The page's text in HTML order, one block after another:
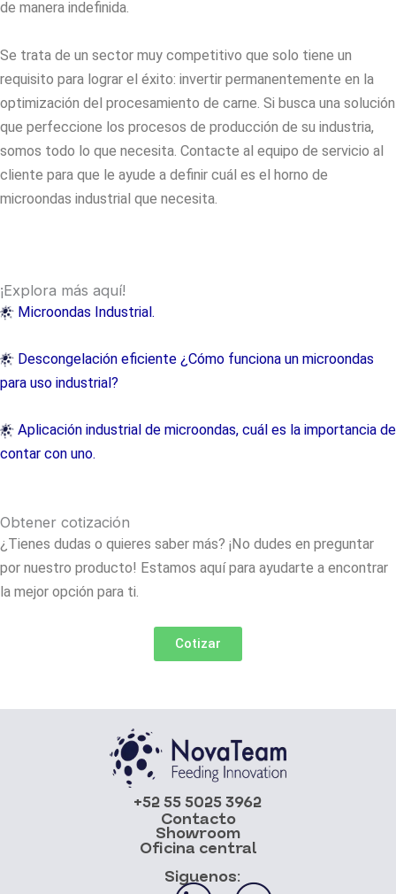
de manera indefinida.
Se trata de un sector muy competitivo que solo tiene un
requisito para lograr el éxito: invertir permanentemente en la
optimización del procesamiento de carne. Si busca una solución
que perfeccione los procesos de producción de su industria,
somos todo lo que necesita. Contacte al equipo de servicio al
cliente para que le ayude a definir cuál es el horno de
microondas industrial que necesita.
¡Explora más aquí!
Microondas Industrial.
Descongelación eficiente ¿Cómo funciona un microondas
para uso industrial?
Aplicación industrial de microondas, cuál es la importancia de
contar con uno.
Obtener cotización
¿Tienes dudas o quieres saber más? ¡No dudes en preguntar
por nuestro producto! Estamos aquí para ayudarte a encontrar
la mejor opción para ti.
Cotizar
Contacto
+52 55 5025 3962
Showroom
Oficina central
Siguenos: